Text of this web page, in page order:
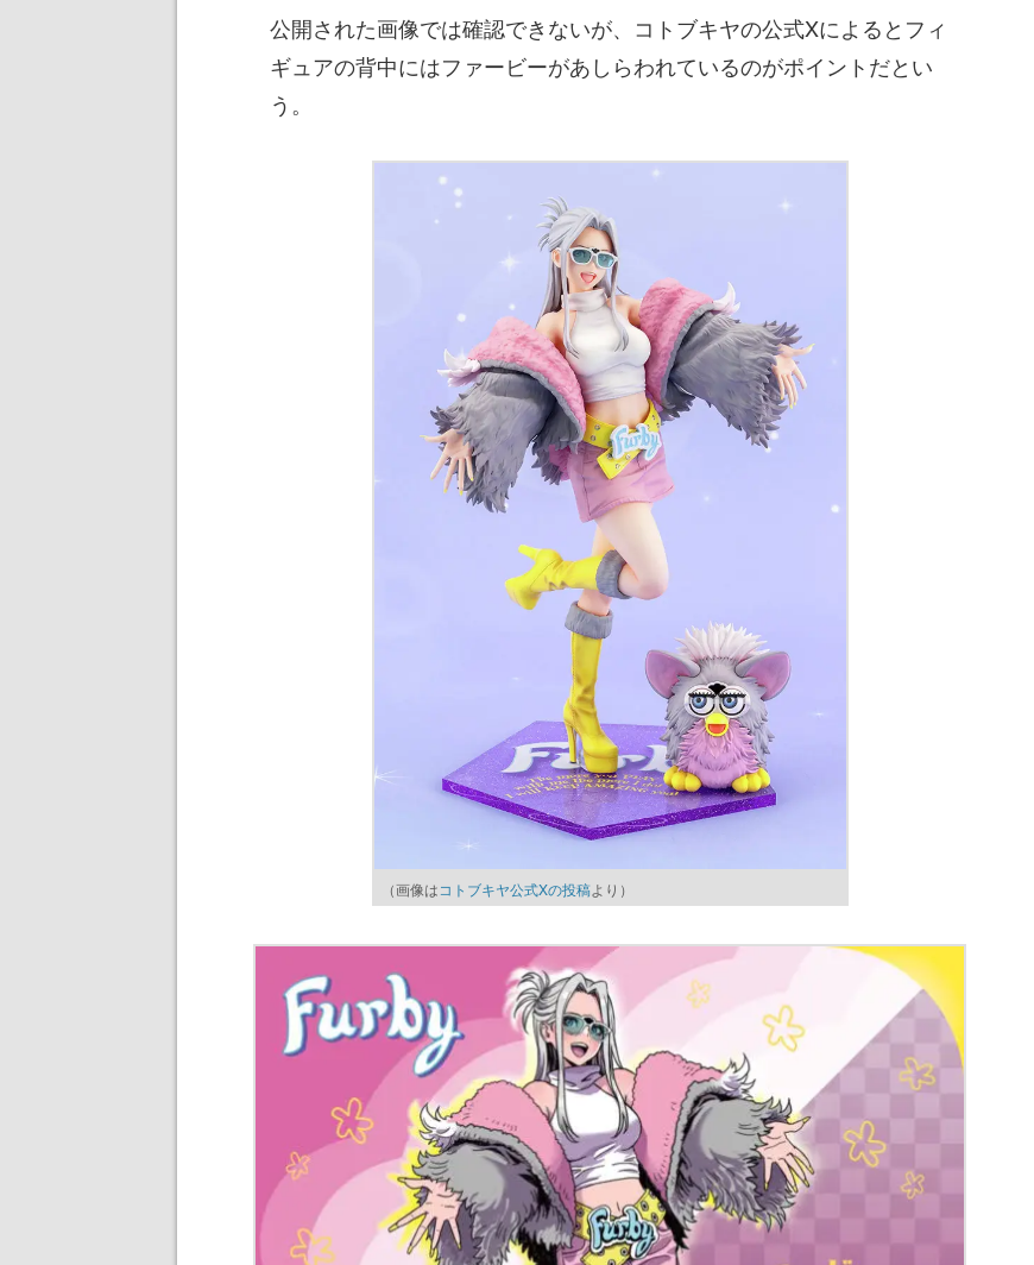
公開された画像では確認できないが、コトブキヤの公式Xによるとフィ
ギュアの背中にはファービーがあしらわれているのがポイントだとい
う。
（画像はコトブキヤ公式Xの投稿より）